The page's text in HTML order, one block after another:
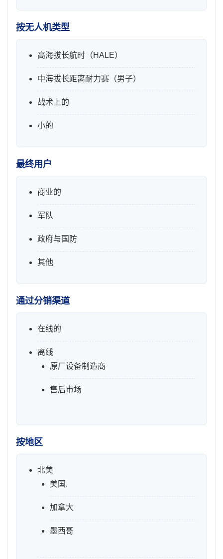
按无人机类型
高海拔长航时（HALE）
中海拔长距离耐力赛（男子）
战术上的
小的
最终用户
商业的
军队
政府与国防
其他
通过分销渠道
在线的
离线
原厂设备制造商
售后市场
按地区
北美
美国.
加拿大
墨西哥